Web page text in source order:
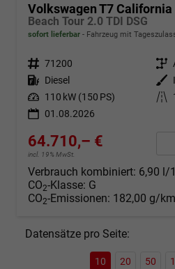
Volkswagen T7 California
Beach Tour 2.0 TDI DSG
sofort lieferbar Fahrzeug mit
Fahrzeugnr. 71200 Getriebe
Kraftstoff Diesel Außenfarbe
Leistung 110 kW (150 PS) Kilometerstand
01.08.2026
64.710,– €
incl. 19% MwSt.
Verbrauch kombiniert: 6,90 l/
CO2-Klasse: G
CO2-Emissionen: 182,00 g/km
Datensätze pro Seite:
10 20 50